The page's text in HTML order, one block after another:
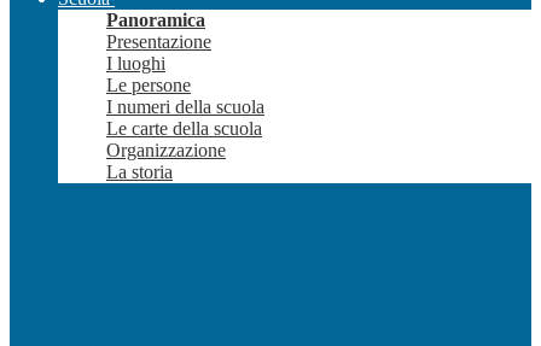
Panoramica
Presentazione
I luoghi
Le persone
I numeri della scuola
Le carte della scuola
Organizzazione
La storia